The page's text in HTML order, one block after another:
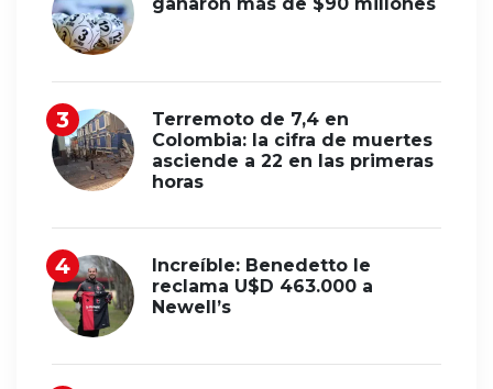
Terremoto de 7,4 en
Colombia: la cifra de muertes
asciende a 22 en las primeras
horas
Increíble: Benedetto le
reclama U$D 463.000 a
Newell’s